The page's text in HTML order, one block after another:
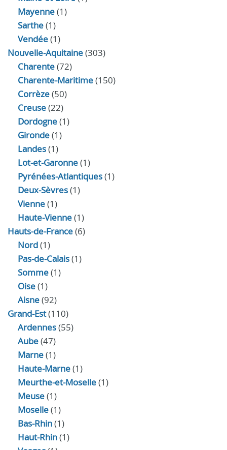
Mayenne(1)
Sarthe(1)
Vendée(1)
Nouvelle-Aquitaine(303)
Charente(72)
Charente-Maritime(150)
Corrèze(50)
Creuse(22)
Dordogne(1)
Gironde(1)
Landes(1)
Lot-et-Garonne(1)
Pyrénées-Atlantiques(1)
Deux-Sèvres(1)
Vienne(1)
Haute-Vienne(1)
Hauts-de-France(6)
Nord(1)
Pas-de-Calais(1)
Somme(1)
Oise(1)
Aisne(92)
Grand-Est(110)
Ardennes(55)
Aube(47)
Marne(1)
Haute-Marne(1)
Meurthe-et-Moselle(1)
Meuse(1)
Moselle(1)
Bas-Rhin(1)
Haut-Rhin(1)